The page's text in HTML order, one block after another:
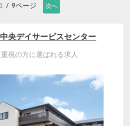
1 / 9ページ 次へ
央デイサービスセンター
視の方に選ばれる求人